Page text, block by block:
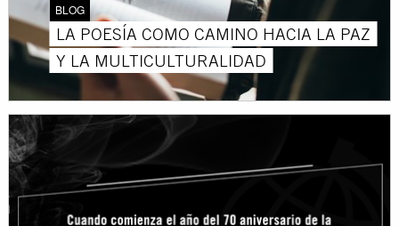
BLOG
LA POESÍA COMO CAMINO HACIA LA PAZ
Y LA MULTICULTURALIDAD